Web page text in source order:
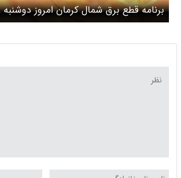
برنامه قطع برق شمال کرمان امروز دوشنبه ۸ اردیبهشت ۱۴۰۴